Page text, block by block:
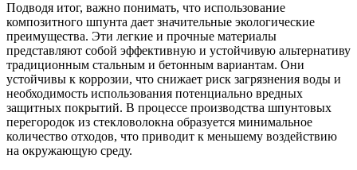
Подводя итог, важно понимать, что использование
композитного шпунта дает значительные экологические
преимущества. Эти легкие и прочные материалы
представляют собой эффективную и устойчивую альтернативу
традиционным стальным и бетонным вариантам. Они
устойчивы к коррозии, что снижает риск загрязнения воды и
необходимость использования потенциально вредных
защитных покрытий. В процессе производства шпунтовых
перегородок из стекловолокна образуется минимальное
количество отходов, что приводит к меньшему воздействию
на окружающую среду.